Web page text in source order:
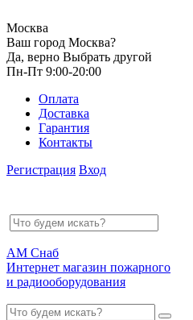
Москва
Ваш город Москва?
Да, верно Выбрать другой
Пн-Пт 9:00-20:00
Оплата
Доставка
Гарантия
Контакты
Регистрация Вход
АМ Снаб
Интернет магазин пожарного
и радиооборудования